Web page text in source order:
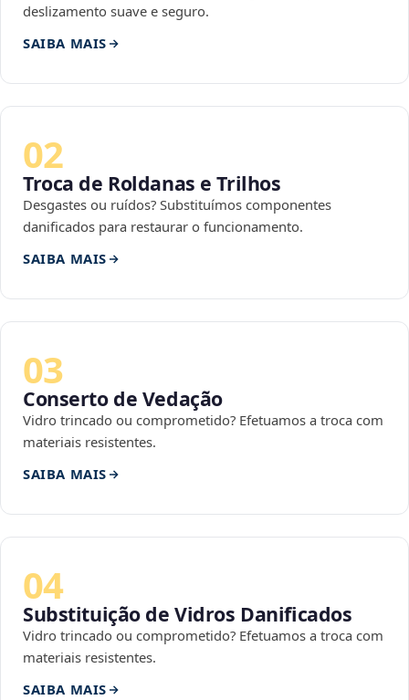
deslizamento suave e seguro.
SAIBA MAIS
02
Troca de Roldanas e Trilhos
Desgastes ou ruídos? Substituímos componentes
danificados para restaurar o funcionamento.
SAIBA MAIS
03
Conserto de Vedação
Vidro trincado ou comprometido? Efetuamos a troca com
materiais resistentes.
SAIBA MAIS
04
Substituição de Vidros Danificados
Vidro trincado ou comprometido? Efetuamos a troca com
materiais resistentes.
SAIBA MAIS